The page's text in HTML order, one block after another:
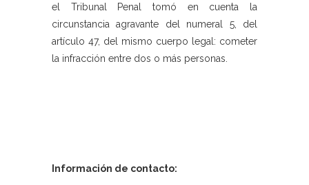
el Tribunal Penal tomó en cuenta la
circunstancia agravante del numeral 5, del
artículo 47, del mismo cuerpo legal: cometer
la infracción entre dos o más personas.
Información de contacto: